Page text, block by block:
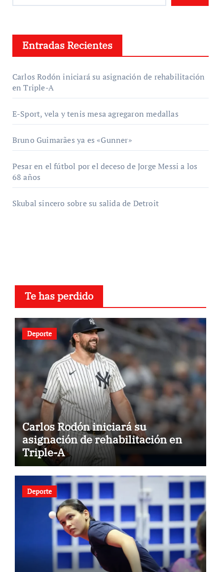
Entradas Recientes
Carlos Rodón iniciará su asignación de rehabilitación
en Triple-A
E-Sport, vela y tenis mesa agregaron medallas
Bruno Guimarães ya es «Gunner»
Pesar en el fútbol por el deceso de Jorge Messi a los
68 años
Skubal sincero sobre su salida de Detroit
Te has perdido
Deporte
Carlos Rodón iniciará su
asignación de rehabilitación en
Triple-A
Deporte